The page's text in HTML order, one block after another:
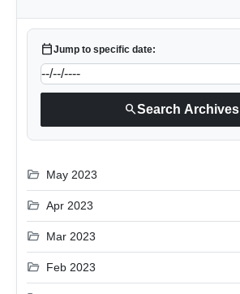
calendar_todayJump to specific date:
searchSearch Archives
folder_open May 2023
folder_open Apr 2023
folder_open Mar 2023
folder_open Feb 2023